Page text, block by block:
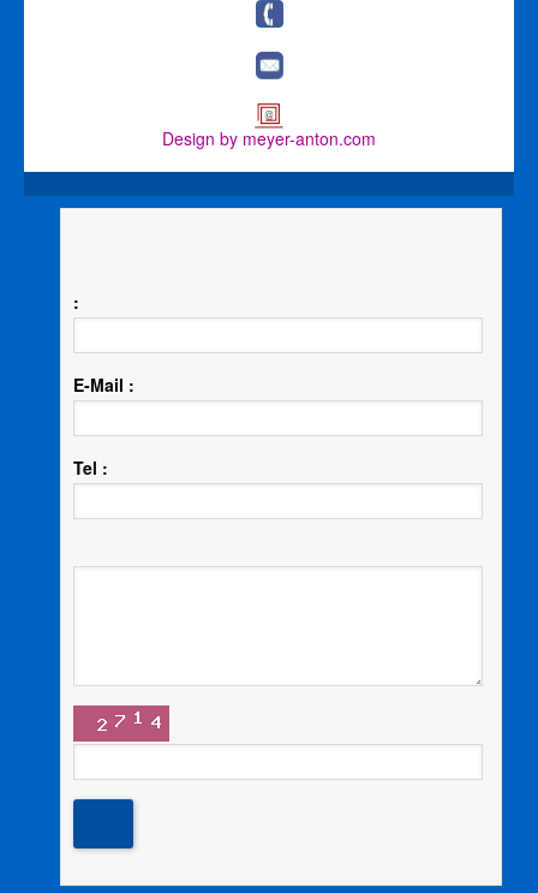
Design by meyer-anton.com
:
E-Mail :
Tel :